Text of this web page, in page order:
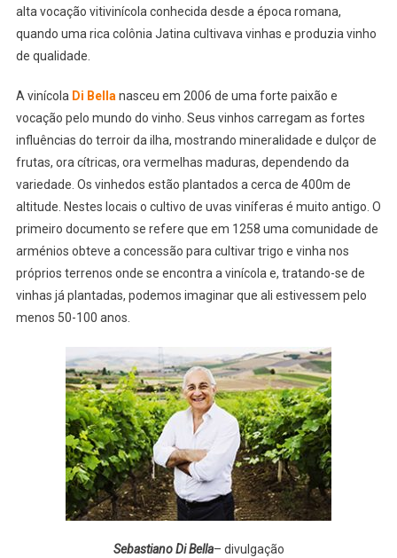
alta vocação vitivinícola conhecida desde a época romana,
quando uma rica colônia Jatina cultivava vinhas e produzia vinho
de qualidade.
A vinícola Di Bellanasceu em 2006 de uma forte paixão e
vocação pelo mundo do vinho. Seus vinhos carregam as fortes
influências do terroir da ilha, mostrando mineralidade e dulçor de
frutas, ora cítricas, ora vermelhas maduras, dependendo da
variedade. Os vinhedos estão plantados a cerca de 400m de
altitude. Nestes locais o cultivo de uvas viníferas é muito antigo. O
primeiro documento se refere que em 1258 uma comunidade de
arménios obteve a concessão para cultivar trigo e vinha nos
próprios terrenos onde se encontra a vinícola e, tratando-se de
vinhas já plantadas, podemos imaginar que ali estivessem pelo
menos 50-100 anos.
Sebastiano Di Bella– divulgação